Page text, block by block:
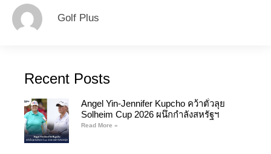
Golf Plus
Recent Posts
Angel Yin-Jennifer Kupcho คว้าตั๋วลุย
Solheim Cup 2026 ผนึกกำลังสหรัฐฯ
Read More »